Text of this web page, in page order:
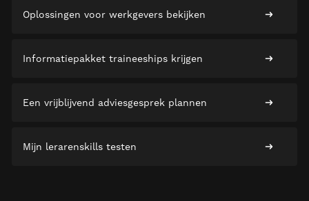
Oplossingen voor werkgevers bekijken
Informatiepakket traineeships krijgen
Een vrijblijvend adviesgesprek plannen
Mijn lerarenskills testen